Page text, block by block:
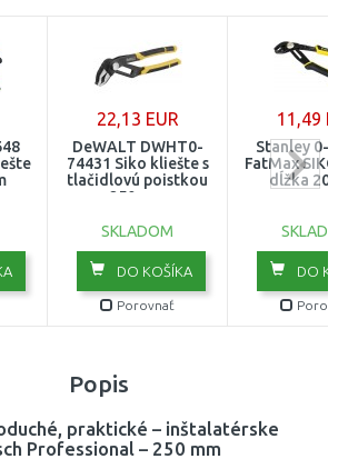
22,13 EUR
DeWALT DWHT0-
74431 Siko kliešte s
tlačidlovú poistkou
250 mm
SKLADOM
DO KOŠÍKA
Porovnať
11,49
Stanley 0-
FatMax SIKO
dĺžka
DO
Popis
praktické – inštalatérske
Professional – 250 mm